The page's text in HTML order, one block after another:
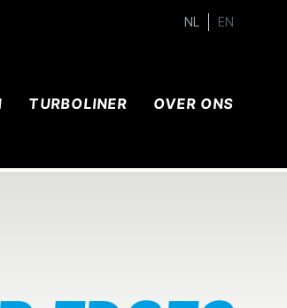
NL EN
TURBOLINER OVER ONS